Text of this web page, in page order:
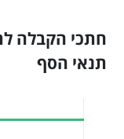
חתכי הקבלה
תנאי הסף